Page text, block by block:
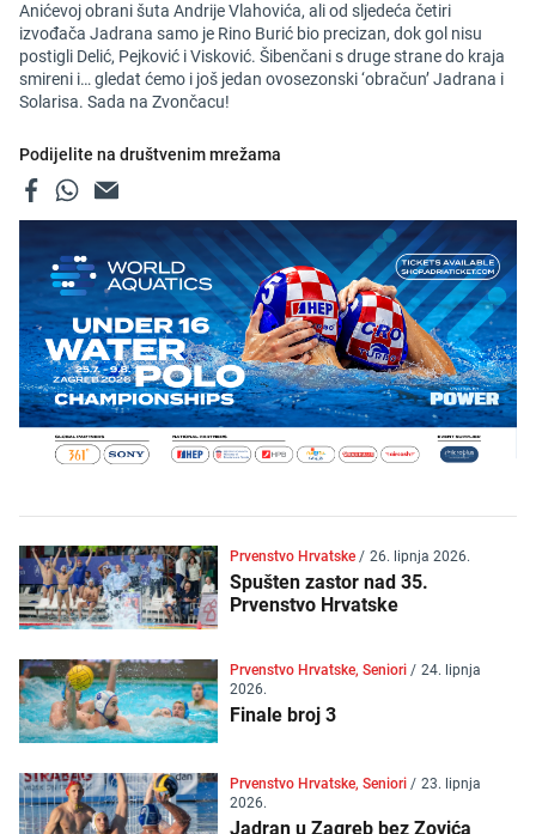
Anićevoj obrani šuta Andrije Vlahovića, ali od sljedeća četiri
izvođača Jadrana samo je Rino Burić bio precizan, dok gol nisu
postigli Delić, Pejković i Visković. Šibenčani s druge strane do kraja
smireni i… gledat ćemo i još jedan ovosezonski ‘obračun’ Jadrana i
Solarisa. Sada na Zvončacu!
Podijelite na društvenim mrežama
Prvenstvo Hrvatske/ 26. lipnja 2026.
Spušten zastor nad 35.
Prvenstvo Hrvatske
Prvenstvo Hrvatske, Seniori/ 24. lipnja
2026.
Finale broj 3
Prvenstvo Hrvatske, Seniori/ 23. lipnja
2026.
Jadran u Zagreb bez Zovića